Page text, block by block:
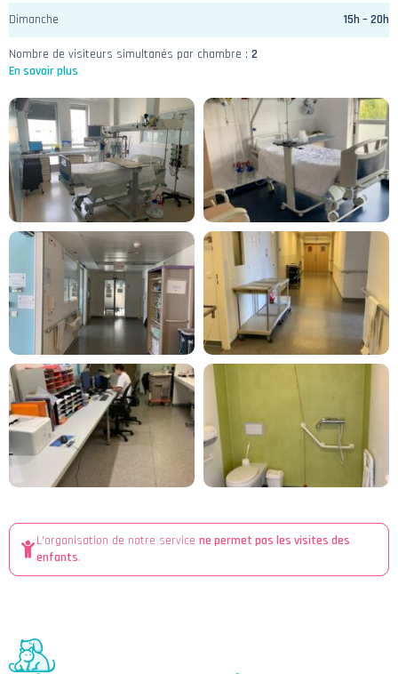
Dimanche 15h – 20h
Nombre de visiteurs simultanés par chambre : 2
En savoir plus
L'organisation de notre service ne permet pas les visites des
enfants.